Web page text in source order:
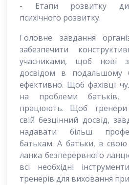
- Етапи розвитку
психічного розвитку.
Головне завдання
забезпечити
учасниками, щоб нові
досвідом в подальшому
ефективно. Щоб фахівці
на проблеми
працюють. Щоб тренери
свій безцінний досвід,
надавати більш
батькам. А батьки, в свою
ланка безперервного
всі необхідні
тренерів для виховання